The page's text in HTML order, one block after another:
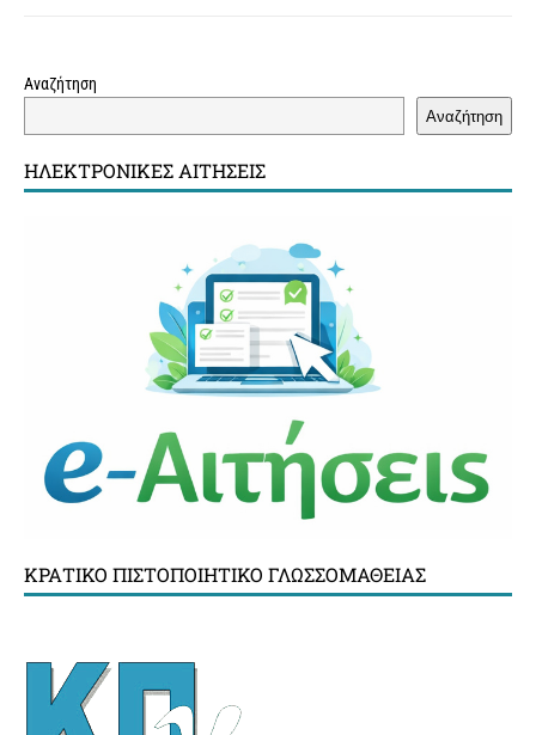
Αναζήτηση
Αναζήτηση
ΗΛΕΚΤΡΟΝΙΚΈΣ ΑΙΤΉΣΕΙΣ
ΚΡΑΤΙΚΌ ΠΙΣΤΟΠΟΙΗΤΙΚΌ ΓΛΩΣΣΟΜΆΘΕΙΑΣ